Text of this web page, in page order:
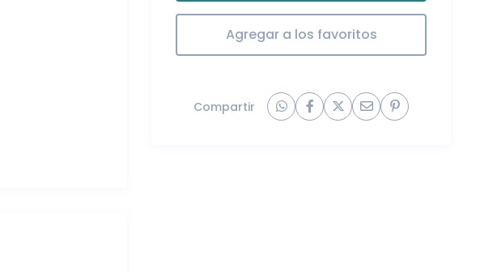
Agregar a los favoritos
Compartir